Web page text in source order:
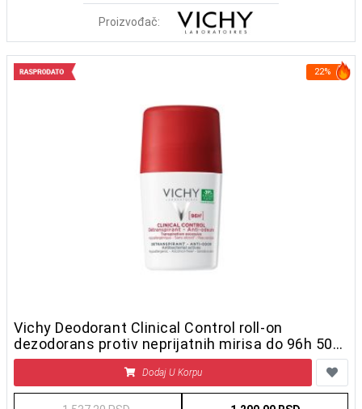
Proizvođač:
22%
Vichy Deodorant Clinical Control roll-on
dezodorans protiv neprijatnih mirisa do 96h 50
ml
Dodaj U Korpu